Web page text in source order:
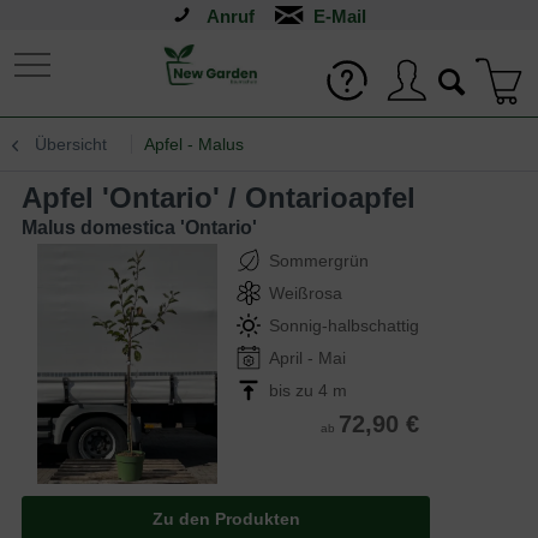
Anruf
Übersicht Apfel - Malus
Apfel 'Ontario' / Ontarioapfel
Malus domestica 'Ontario'
Sommergrün
Weißrosa
Sonnig-halbschattig
April - Mai
bis zu 4 m
ab 72,90 €
Zu den Produkten